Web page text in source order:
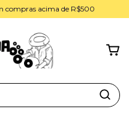
compras acima de R$500